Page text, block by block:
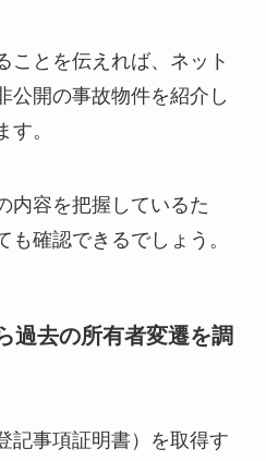
ことを伝えれば、ネット
公開の事故物件を紹介し
。
内容を把握しているた
確認できるでしょう。
過去の所有者変遷を調
記事項証明書）を取得す